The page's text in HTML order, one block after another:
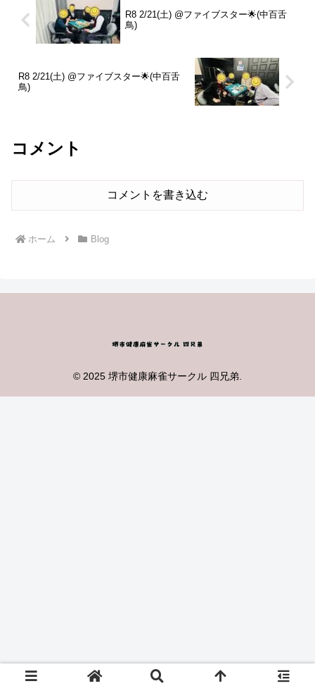
R8 2/21(土) @ファイブスター🌟(中百舌
鳥)
R8 2/21(土) @ファイブスター🌟(中百舌
鳥)
コメント
コメントを書き込む
ホーム Blog
© 2025 堺市健康麻雀サークル 四兄弟.